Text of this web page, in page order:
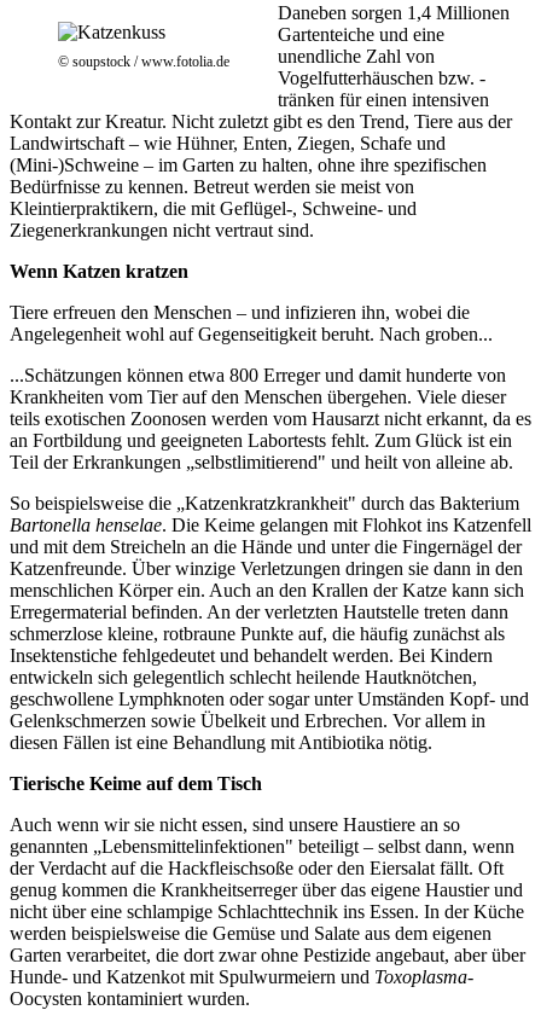
© soupstock / www.fotolia.de
Daneben sorgen 1,4 Millionen
Gartenteiche und eine
unendliche Zahl von
Vogelfutterhäuschen bzw. -
tränken für einen intensiven
Kontakt zur Kreatur. Nicht zuletzt gibt es den Trend, Tiere aus der
Landwirtschaft – wie Hühner, Enten, Ziegen, Schafe und
(Mini-)Schweine – im Garten zu halten, ohne ihre spezifischen
Bedürfnisse zu kennen. Betreut werden sie meist von
Kleintierpraktikern, die mit Geflügel-, Schweine- und
Ziegenerkrankungen nicht vertraut sind.
Wenn Katzen kratzen
Tiere erfreuen den Menschen – und infizieren ihn, wobei die
Angelegenheit wohl auf Gegenseitigkeit beruht. Nach groben...
...Schätzungen können etwa 800 Erreger und damit hunderte von
Krankheiten vom Tier auf den Menschen übergehen. Viele dieser
teils exotischen Zoonosen werden vom Hausarzt nicht erkannt, da es
an Fortbildung und geeigneten Labortests fehlt. Zum Glück ist ein
Teil der Erkrankungen „selbstlimitierend" und heilt von alleine ab.
So beispielsweise die „Katzenkratzkrankheit" durch das Bakterium
Bartonella henselae. Die Keime gelangen mit Flohkot ins Katzenfell
und mit dem Streicheln an die Hände und unter die Fingernägel der
Katzenfreunde. Über winzige Verletzungen dringen sie dann in den
menschlichen Körper ein. Auch an den Krallen der Katze kann sich
Erregermaterial befinden. An der verletzten Hautstelle treten dann
schmerzlose kleine, rotbraune Punkte auf, die häufig zunächst als
Insektenstiche fehlgedeutet und behandelt werden. Bei Kindern
entwickeln sich gelegentlich schlecht heilende Hautknötchen,
geschwollene Lymphknoten oder sogar unter Umständen Kopf- und
Gelenkschmerzen sowie Übelkeit und Erbrechen. Vor allem in
diesen Fällen ist eine Behandlung mit Antibiotika nötig.
Tierische Keime auf dem Tisch
Auch wenn wir sie nicht essen, sind unsere Haustiere an so
genannten „Lebensmittelinfektionen" beteiligt – selbst dann, wenn
der Verdacht auf die Hackfleischsoße oder den Eiersalat fällt. Oft
genug kommen die Krankheitserreger über das eigene Haustier und
nicht über eine schlampige Schlachttechnik ins Essen. In der Küche
werden beispielsweise die Gemüse und Salate aus dem eigenen
Garten verarbeitet, die dort zwar ohne Pestizide angebaut, aber über
Hunde- und Katzenkot mit Spulwurmeiern und Toxoplasma-
Oocysten kontaminiert wurden.